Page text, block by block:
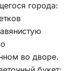
города:
во дворе.